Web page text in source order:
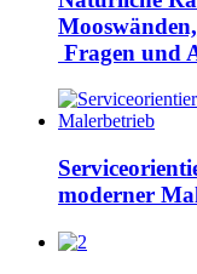
Fragen und
moderner